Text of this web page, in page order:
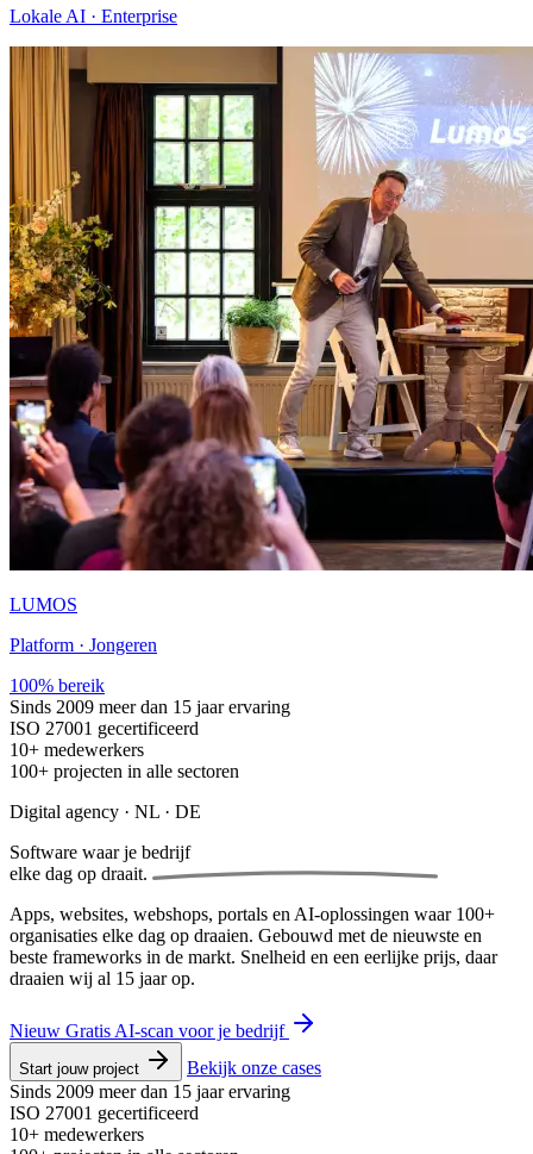
Lokale AI · Enterprise
LUMOS
Platform · Jongeren
100% bereik
Sinds 2009 meer dan 15 jaar ervaring
ISO 27001 gecertificeerd
10+ medewerkers
100+ projecten in alle sectoren
Digital agency · NL · DE
Software waar je bedrijf
elke dag op draait.
Apps, websites, webshops, portals en AI-oplossingen waar 100+
organisaties elke dag op draaien. Gebouwd met de nieuwste en
beste frameworks in de markt. Snelheid en een eerlijke prijs, daar
draaien wij al 15 jaar op.
Nieuw Gratis AI-scan voor je bedrijf
Start jouw project
Bekijk onze cases
Sinds 2009 meer dan 15 jaar ervaring
ISO 27001 gecertificeerd
10+ medewerkers